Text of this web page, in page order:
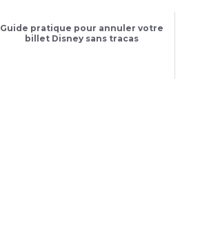
Guide pratique pour annuler votre
billet Disney sans tracas